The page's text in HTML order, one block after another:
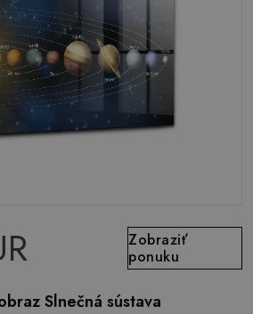
Zobraziť
ponuku
Slnečná sústava